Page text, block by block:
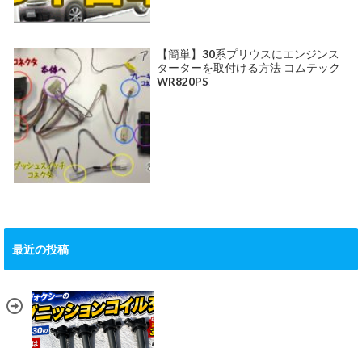
【簡単】30系プリウスにエンジンス
ターターを取付ける方法 コムテック
WR820PS
最近の投稿